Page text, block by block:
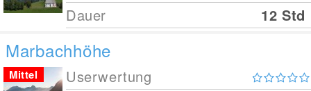
Dauer
12 Std
Marbachhöhe
Userwertung
Mittel